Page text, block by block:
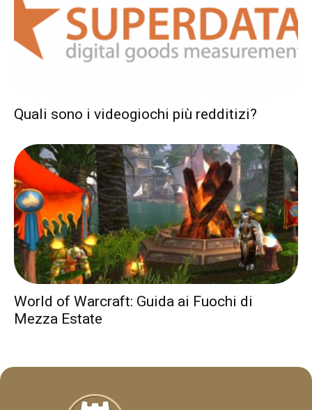
Quali sono i videogiochi più redditizi?
World of Warcraft: Guida ai Fuochi di
Mezza Estate